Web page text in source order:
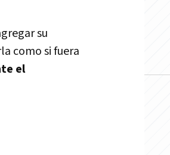
su
como si fuera
el